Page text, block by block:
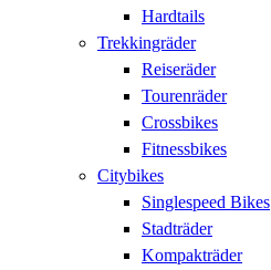
Hardtails
Trekkingräder
Reiseräder
Tourenräder
Crossbikes
Fitnessbikes
Citybikes
Singlespeed Bikes
Stadträder
Kompakträder